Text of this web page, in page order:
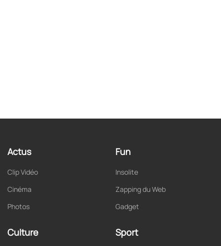
Actus
Clip Vidéo
Cinéma
Photos
Fun
Insolite
Zapping du Web
Gadget
Culture
Sport